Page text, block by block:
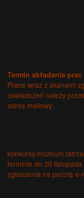
Termin składania prac
Prace wraz z skanami
oświadczeń należy
adres mailowy:
terminie do 20
zgłoszenia na pocztę e-